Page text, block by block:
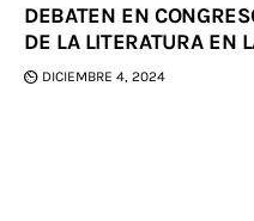
DEBATEN EN
DE LA LITERATURA EN
DICIEMBRE 4, 2024